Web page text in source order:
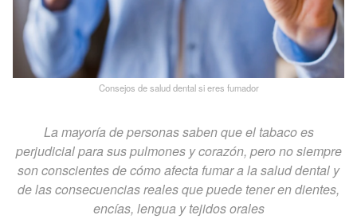
Consejos de salud dental si eres fumador
La mayoría de personas saben que el tabaco es
perjudicial para sus pulmones y corazón, pero no siempre
son conscientes de cómo afecta fumar a la salud dental y
de las consecuencias reales que puede tener en dientes,
encías, lengua y tejidos orales